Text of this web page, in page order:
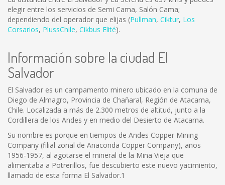
elegir entre los servicios de Semi Cama, Salón Cama;
dependiendo del operador que elijas (Pullman, Ciktur, Los
Corsarios, PlussChile, Cikbus Elité).
Información sobre la ciudad El
Salvador
El Salvador es un campamento minero ubicado en la comuna de
Diego de Almagro, Provincia de Chañaral, Región de Atacama,
Chile. Localizada a más de 2.300 metros de altitud, junto a la
Cordillera de los Andes y en medio del Desierto de Atacama.
Su nombre es porque en tiempos de Andes Copper Mining
Company (filial zonal de Anaconda Copper Company), años
1956-1957, al agotarse el mineral de la Mina Vieja que
alimentaba a Potrerillos, fue descubierto este nuevo yacimiento,
llamado de esta forma El Salvador.1